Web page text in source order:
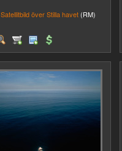
Satellitbild över Stilla havet (RM)